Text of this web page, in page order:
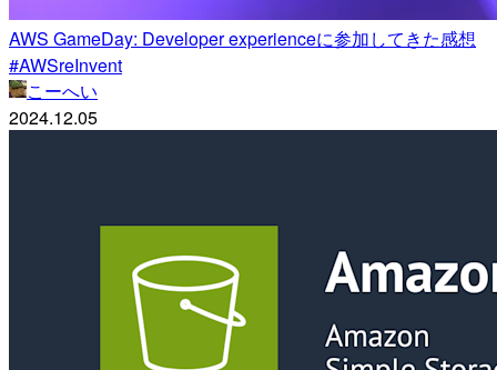
AWS GameDay: Developer experienceに参加してきた感想
#AWSreInvent
こーへい
2024.12.05